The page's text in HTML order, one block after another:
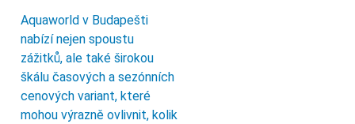
Aquaworld v Budapešti
nabízí nejen spoustu
zážitků, ale také širokou
škálu časových a sezónních
cenových variant, které
mohou výrazně ovlivnit, kolik